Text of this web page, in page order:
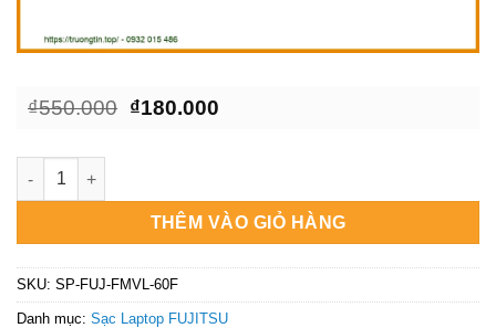
₫550.000 Giá
₫180.000Giá
Sạc Laptop Fujitsu FMV Lifebook AH56, AH57, AH58 - Thay
THÊM VÀO GIỎ HÀNG
SKU: SP-FUJ-FMVL-60F
Danh mục: Sạc Laptop FUJITSU